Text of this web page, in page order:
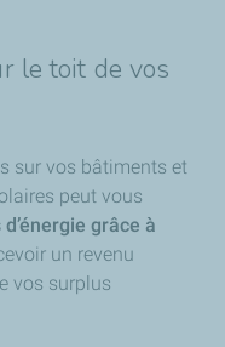
le toit de vos
sur vos bâtiments et
peut vous
grâce à
un revenu
vos surplus